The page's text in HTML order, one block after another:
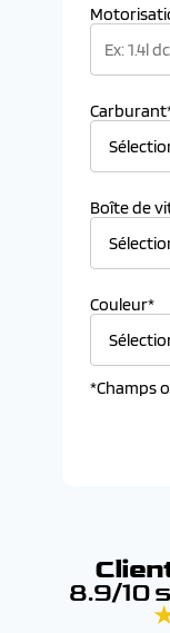
Boîte de
Couleur*
*Champs
8.9/10